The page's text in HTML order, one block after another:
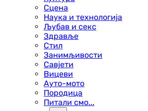
Сцена
Наука и технологија
Љубав и секс
Здравље
Стил
Занимљивости
Савјети
Вицеви
Ауто-мото
Породица
Питали смо...